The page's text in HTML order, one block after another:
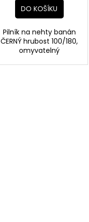
DO KOŠÍKU
Pilník na nehty banán
ČERNÝ hrubost 100/180,
omyvatelný